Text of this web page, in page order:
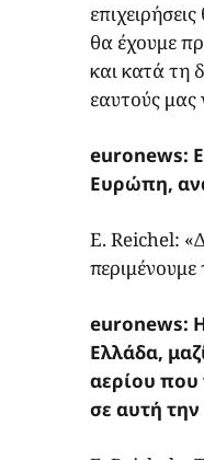
θα έχουμε
και κατά τη
εαυτούς μας
euronews:
Ευρώπη,
E. Reichel:
euronews:
Ελλάδα,
αερίου που
σε αυτή